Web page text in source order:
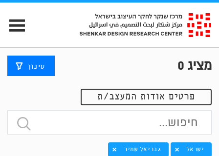
מציג 0 סינון
פרטים אודות המעצב/ת
ישראל גבריאל שמיר